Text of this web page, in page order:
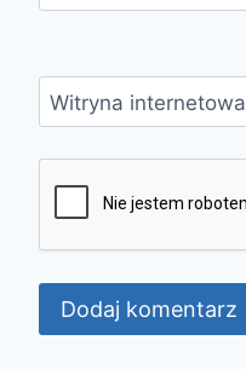
Witryna internetowa